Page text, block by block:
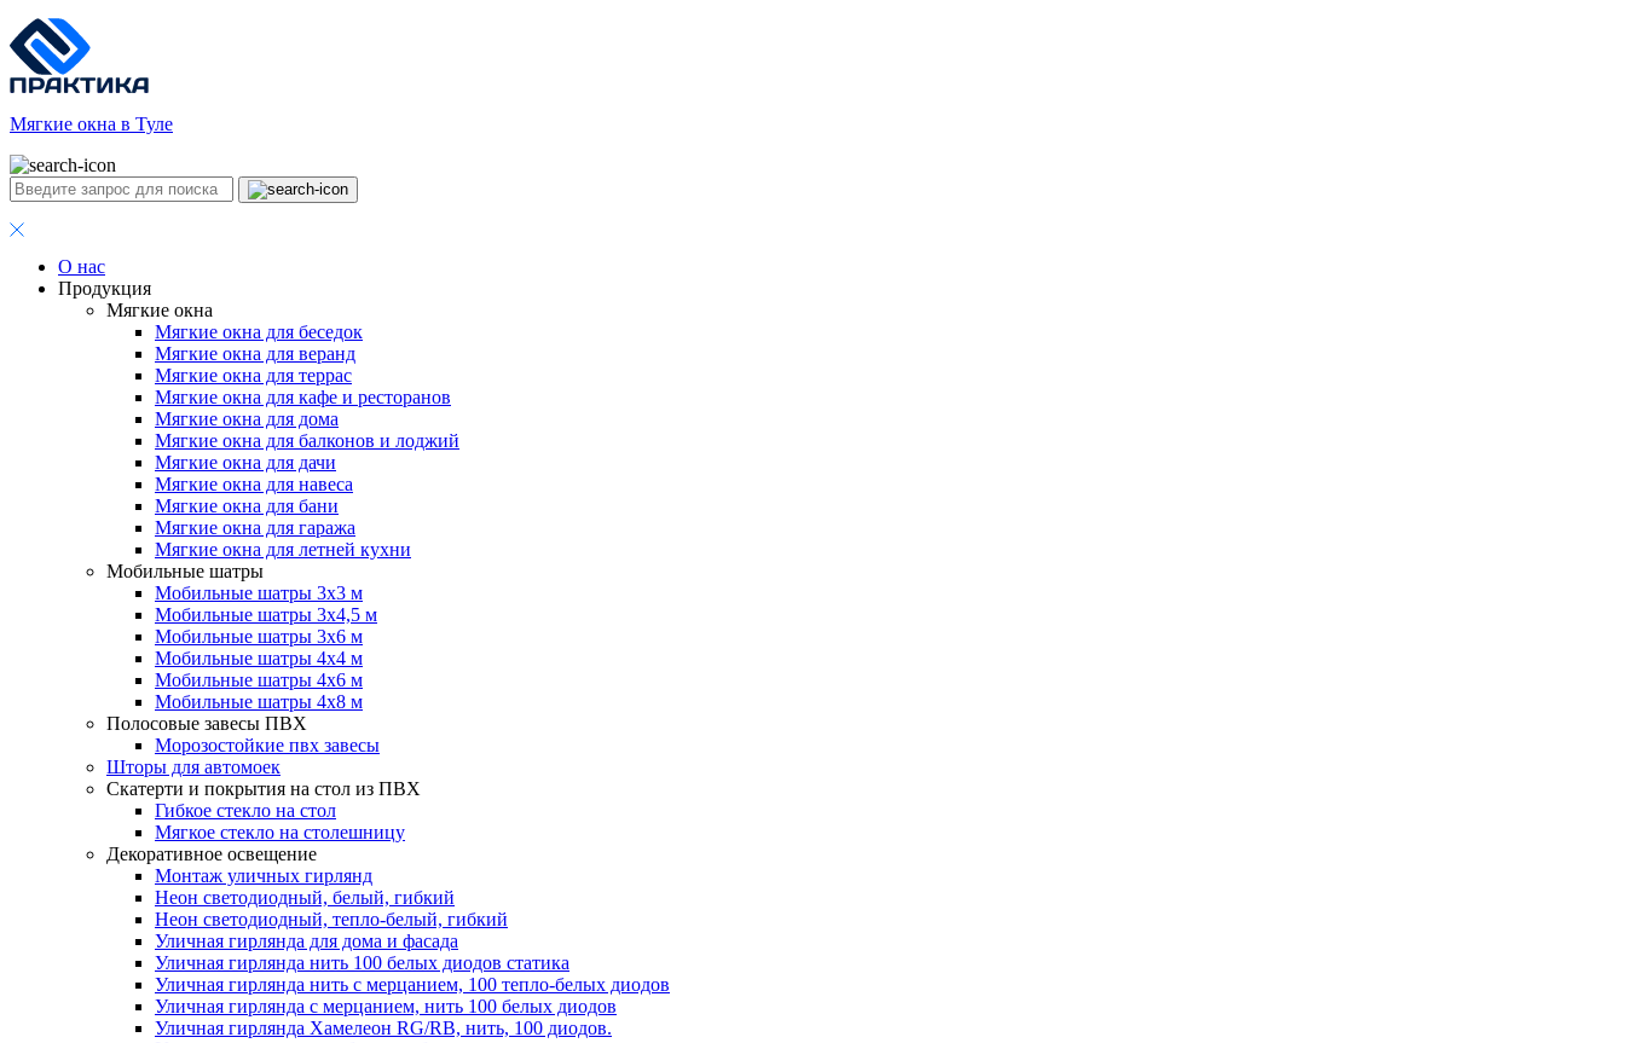
Мягкие окна в Туле
О нас
Продукция
Мягкие окна
Мягкие окна для беседок
Мягкие окна для веранд
Мягкие окна для террас
Мягкие окна для кафе и ресторанов
Мягкие окна для дома
Мягкие окна для балконов и лоджий
Мягкие окна для дачи
Мягкие окна для навеса
Мягкие окна для бани
Мягкие окна для гаража
Мягкие окна для летней кухни
Мобильные шатры
Мобильные шатры 3х3 м
Мобильные шатры 3х4,5 м
Мобильные шатры 3х6 м
Мобильные шатры 4х4 м
Мобильные шатры 4х6 м
Мобильные шатры 4х8 м
Полосовые завесы ПВХ
Морозостойкие пвх завесы
Шторы для автомоек
Скатерти и покрытия на стол из ПВХ
Гибкое стекло на стол
Мягкое стекло на столешницу
Декоративное освещение
Монтаж уличных гирлянд
Неон светодиодный, белый, гибкий
Неон светодиодный, тепло-белый, гибкий
Уличная гирлянда для дома и фасада
Уличная гирлянда нить 100 белых диодов статика
Уличная гирлянда нить с мерцанием, 100 тепло-белых диодов
Уличная гирлянда с мерцанием, нить 100 белых диодов
Уличная гирлянда Хамелеон RG/RB, нить, 100 диодов.